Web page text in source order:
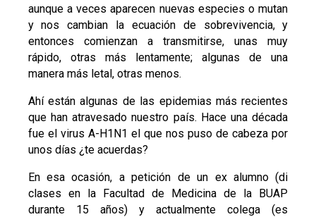
aunque a veces aparecen nuevas especies o mutan
y nos cambian la ecuación de sobrevivencia, y
entonces comienzan a transmitirse, unas muy
rápido, otras más lentamente; algunas de una
manera más letal, otras menos.
Ahí están algunas de las epidemias más recientes
que han atravesado nuestro país. Hace una década
fue el virus A-H1N1 el que nos puso de cabeza por
unos días ¿te acuerdas?
En esa ocasión, a petición de un ex alumno (di
clases en la Facultad de Medicina de la BUAP
durante 15 años) y actualmente colega (es